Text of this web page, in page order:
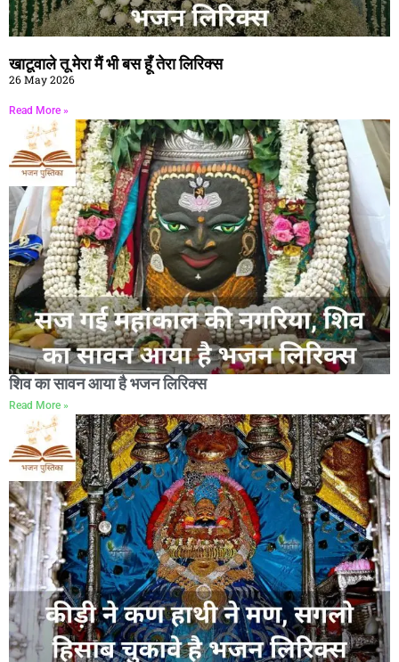
खाटूवाले तू मेरा मैं भी बस हूँ तेरा लिरिक्स
26 May 2026
Read More »
शिव का सावन आया है भजन लिरिक्स
Read More »